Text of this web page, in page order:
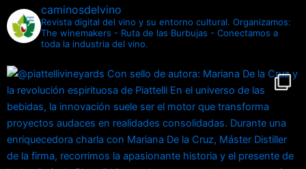
caminosdelvino
Revista digital del vino y su entorno cultural. Organizamos:
The winemakers - Ruta de las Burbujas - Conectamos a
toda la industria del vino.